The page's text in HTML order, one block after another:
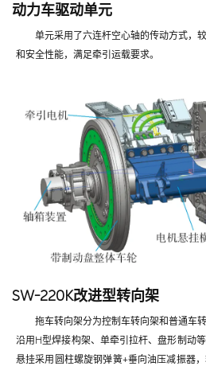
动力车驱动单元
单元采用了六连杆空心轴的传动方式，
和安全性能，满足牵引运载要求。
SW-220K改进型转向架
拖车转向架分为控制车转向架和普通车
沿用H型焊接构架、单牵引拉杆、盘形制动
悬挂采用圆柱螺旋钢弹簧+垂向油压减振器